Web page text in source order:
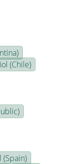
(Chile)
(Spain)